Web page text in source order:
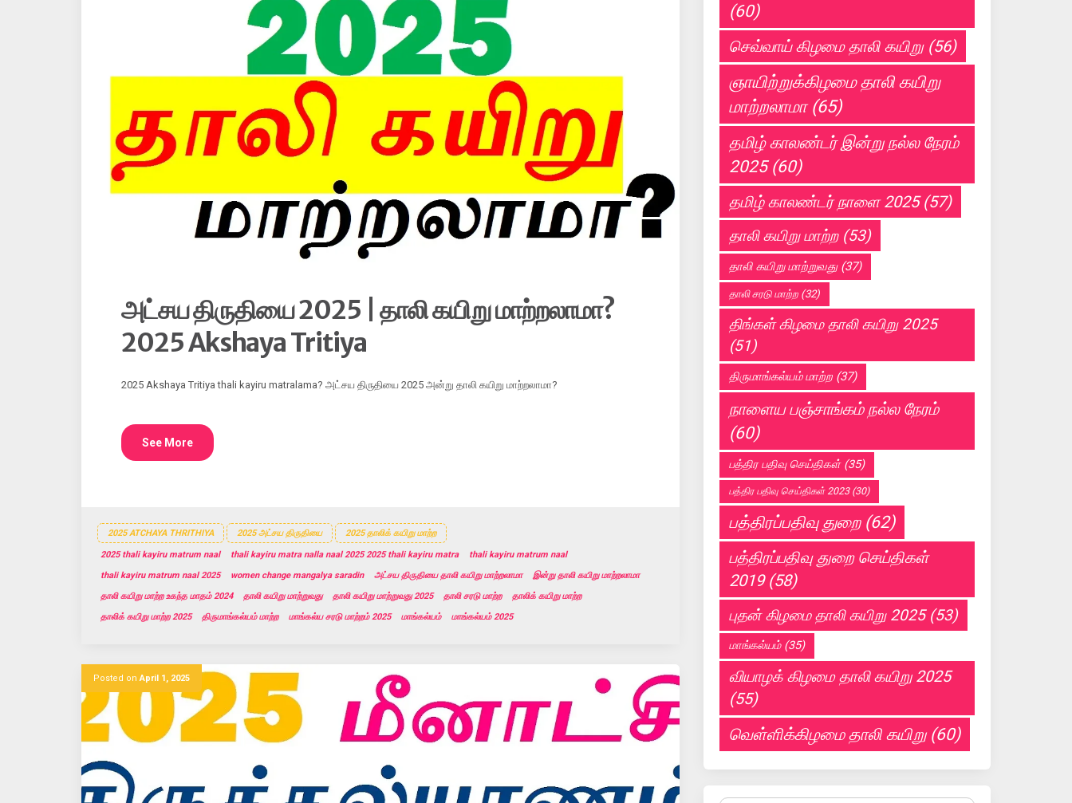
அட்சய திருதியை 2025 | தாலி கயிறு மாற்றலாமா?
2025 Akshaya Tritiya
2025 Akshaya Tritiya thali kayiru matralama? அட்சய திருதியை 2025 அன்று தாலி கயிறு மாற்றலாமா?
See More
2025 ATCHAYA THRITHIYA 2025 அட்சய திருதியை 2025 தாலிக் கயிறு மாற்ற
2025 thali kayiru matrum naal thali kayiru matra nalla naal 2025 2025 thali kayiru matra
thali kayiru matrum naal
thali kayiru matrum naal 2025
women change mangalya saradin அட்சய திருதியை தாலி கயிறு மாற்றலாமா
இன்று தாலி கயிறு மாற்றலாமா
தாலி கயிறு மாற்ற உகந்த மாதம் 2024
தாலி கயிறு மாற்றுவது தாலி கயிறு மாற்றுவது 2025 தாலி சரடு மாற்ற
தாலிக் கயிறு மாற்ற
தாலிக் கயிறு மாற்ற 2025
திருமாங்கல்யம் மாற்ற மாங்கல்ய சரடு மாற்றம் 2025 மாங்கல்யம் மாங்கல்யம் 2025
Posted onApril 1, 2025
(60)
செவ்வாய் கிழமை தாலி கயிறு(56)
ஞாயிற்றுக்கிழமை தாலி கயிறு
மாற்றலாமா(65)
தமிழ் காலண்டர் இன்று நல்ல நேரம்
2025(60)
தமிழ் காலண்டர் நாளை 2025(57)
தாலி கயிறு மாற்ற(53)
தாலி கயிறு மாற்றுவது(37)
தாலி சரடு மாற்ற (32)
திங்கள் கிழமை தாலி கயிறு 2025
(51)
திருமாங்கல்யம் மாற்ற (37)
நாளைய பஞ்சாங்கம் நல்ல நேரம்
(60)
பத்திர பதிவு செய்திகள்(35)
பத்திர பதிவு செய்திகள் 2023(30)
பத்திரப்பதிவு துறை(62)
பத்திரப்பதிவு துறை செய்திகள்
2019(58)
புதன் கிழமை தாலி கயிறு 2025(53)
மாங்கல்யம்(35)
வியாழக் கிழமை தாலி கயிறு 2025
(55)
வெள்ளிக்கிழமை தாலி கயிறு(60)